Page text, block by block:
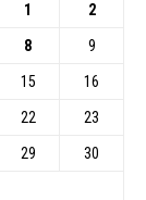
1 2
8 9
15 16
22 23
29 30